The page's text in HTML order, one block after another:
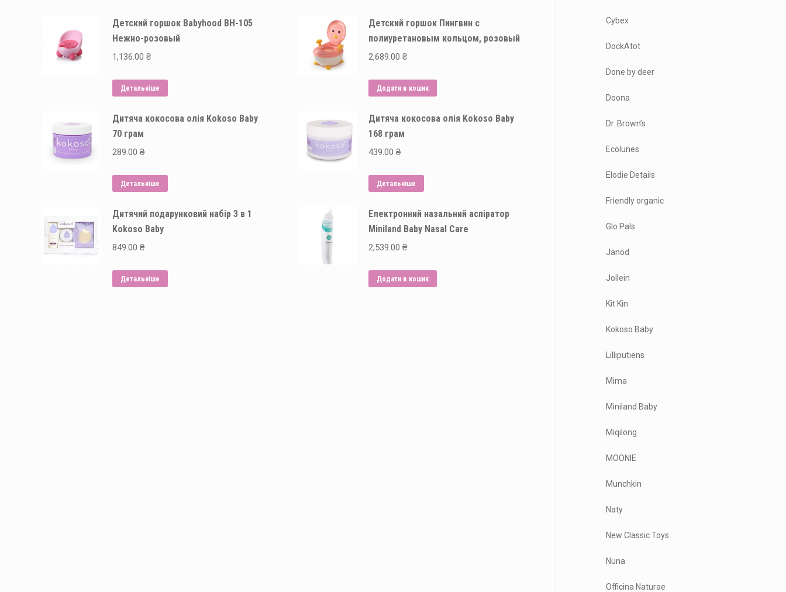
Детский горшок Babyhood BH-105
Нежно-розовый
1,136.00 ₴
Детальніше
Детский горшок Пингвин с
полиуретановым кольцом, розовый
2,689.00 ₴
Додати в кошик
Дитяча кокосова олія Kokoso Baby
70 грам
289.00 ₴
Детальніше
Дитяча кокосова олія Kokoso Baby
168 грам
439.00 ₴
Детальніше
Дитячий подарунковий набір 3 в 1
Kokoso Baby
849.00 ₴
Детальніше
Електронний назальний аспіратор
Miniland Baby Nasal Сare
2,539.00 ₴
Додати в кошик
Cybex
DockAtot
Done by deer
Doona
Dr. Brown’s
Ecolunes
Elodie Details
Friendly organic
Glo Pals
Janod
Jollein
Kit Kin
Kokoso Baby
Lilliputiens
Mima
Miniland Baby
Miqilong
MOONIE
Munchkin
Naty
New Classic Toys
Nuna
Officina Naturae